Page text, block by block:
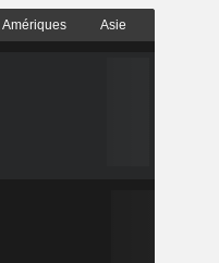
Amériques Asie